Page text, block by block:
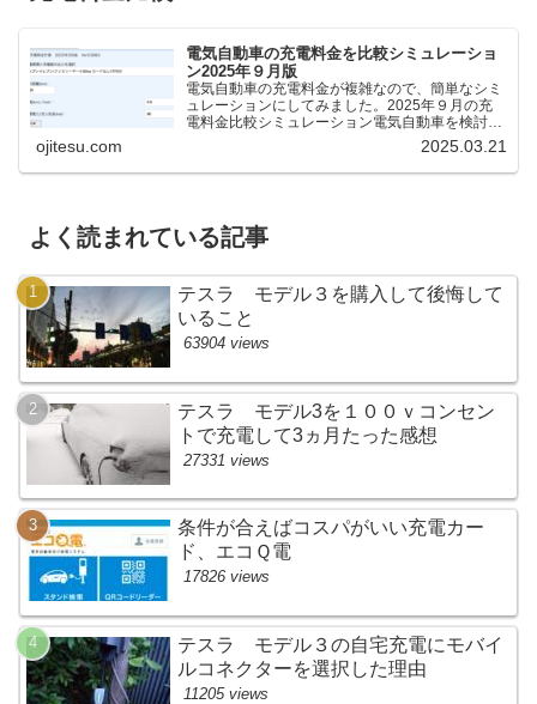
電気自動車の充電料金を比較シミュレーショ
ン2025年９月版
電気自動車の充電料金が複雑なので、簡単なシミ
ュレーションにしてみました。2025年９月の充
電料金比較シミュレーション電気自動車を検討し
ているけれど、どの充電器が料金が安いのか、時
間がどれくらいかかるのかを比較したいが、よく
わからないと思いま...
ojitesu.com 2025.03.21
よく読まれている記事
テスラ モデル３を購入して後悔して
いること
63904 views
テスラ モデル3を１００ｖコンセン
トで充電して3ヵ月たった感想
27331 views
条件が合えばコスパがいい充電カー
ド、エコＱ電
17826 views
テスラ モデル３の自宅充電にモバイ
ルコネクターを選択した理由
11205 views